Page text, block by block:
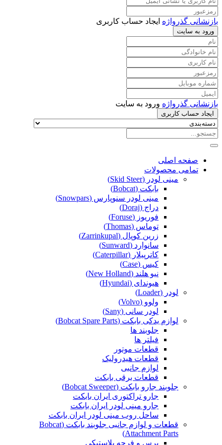
بازنشانی گذرواژه ایجاد حساب کاربری
ورود به سایت
بازنشانی گذرواژه ورود به سایت
ایجاد حساب کاربری
صفحه اصلی
تمامی محصولات
مینی لودر (Skid Steer)
بابکت (Bobcat)
مینی لودر سنوپارس (Snowpars)
دراج (Doraj)
فوریوز (Foruse)
توماس (Thomas)
زرین کوپال (Zarrinkupal)
سانوارد (Sunward)
کاترپیلار (Caterpillar)
کیس (Case)
نیو هلند (New Holland)
هیوندای (Hyundai)
لودر (Loader)
ولوو (Volvo)
لودر سانی (Sany)
لوازم یدکی بابکت (Bobcat Spare Parts)
جلوبند ها
فیلتر ها
قطعات موتور
قطعات هیدرولیک
لوازم جانبی
قطعات برقی بابکت
جلوبند جارو بابکت (Bobcat Sweeper)
جارو تراکتوری ایران بابکت
جارو مینی لودر ایران بابکت
ساحل روب مینی لودر ایران بابکت
قطعات و لوازم جانبی جلوبند بابکت (Bobcat
Attachment Parts)
برس و فرچه پلاستیکی